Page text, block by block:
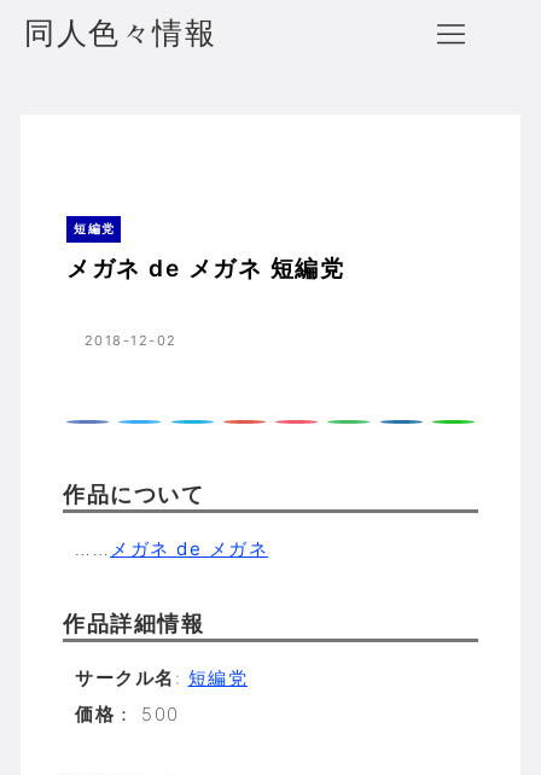
同人色々情報
短編党
メガネ de メガネ 短編党
2018-12-02
作品について
…… メガネ de メガネ
作品詳細情報
サークル名 : 短編党
価格 ： 500